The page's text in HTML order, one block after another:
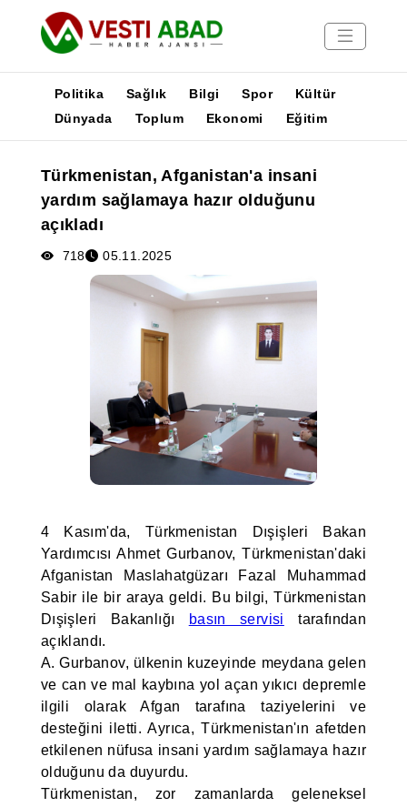
Yayınlar
Medya
Poster
Politika Sağlık Bilgi Spor
Kültür
Dünyada
Toplum Ekonomi Eğitim
Türkmenistan, Afganistan'a insani
yardım sağlamaya hazır olduğunu
açıkladı
718 05.11.2025
4 Kasım'da, Türkmenistan Dışişleri Bakan
Yardımcısı Ahmet Gurbanov, Türkmenistan'daki
Afganistan Maslahatgüzarı Fazal Muhammad
Sabir ile bir araya geldi. Bu bilgi, Türkmenistan
Dışişleri Bakanlığı
basın servisi
tarafından
açıklandı.
A. Gurbanov, ülkenin kuzeyinde meydana gelen
ve can ve mal kaybına yol açan yıkıcı depremle
ilgili olarak Afgan tarafına taziyelerini ve
desteğini iletti. Ayrıca, Türkmenistan'ın afetden
etkilenen nüfusa insani yardım sağlamaya hazır
olduğunu da duyurdu.
Türkmenistan, zor zamanlarda geleneksel